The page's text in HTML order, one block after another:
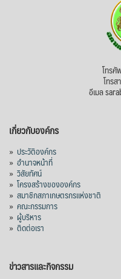
โทรศั
โทร
อีเมล
เกี่ยวกับองค์กร
» ประวัติองค์กร
» อำนาจหน้าที่
» วิสัยทัศน์
» โครงสร้างขององค์กร
» สมาชิกสภาเกษตรกรแห่งชาติ
» คณะกรรมการ
» ผู้บริหาร
» ติดต่อเรา
ข่าวสารและกิจกรรม